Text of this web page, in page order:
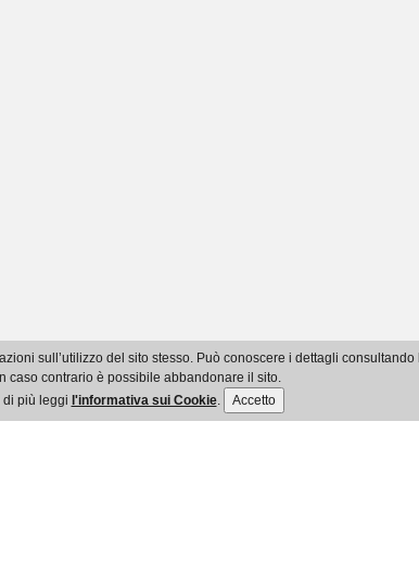
sull’utilizzo del sito stesso. Può conoscere i dettagli
caso contrario è possibile abbandonare il sito.
più leggi l'informativa sui Cookie. Accetto